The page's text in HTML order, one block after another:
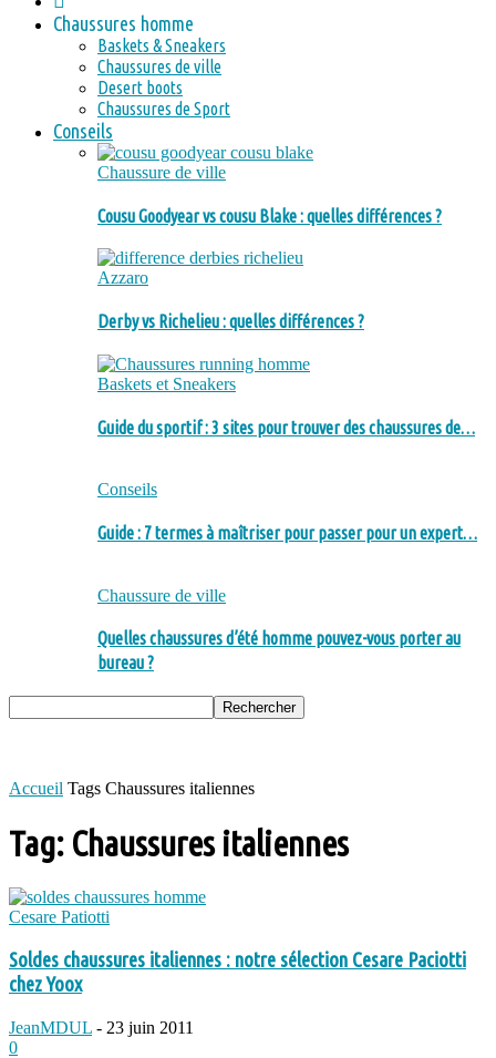
Chaussures homme
Baskets & Sneakers
Chaussures de ville
Desert boots
Chaussures de Sport
Conseils
Chaussure de ville
Cousu Goodyear vs cousu Blake : quelles différences ?
Azzaro
Derby vs Richelieu : quelles différences ?
Baskets et Sneakers
Guide du sportif : 3 sites pour trouver des chaussures de…
Conseils
Guide : 7 termes à maîtriser pour passer pour un expert…
Chaussure de ville
Quelles chaussures d’été homme pouvez-vous porter au
bureau ?
Accueil Tags Chaussures italiennes
Tag: Chaussures italiennes
Cesare Patiotti
Soldes chaussures italiennes : notre sélection Cesare Paciotti
chez Yoox
JeanMDUL - 23 juin 2011
0